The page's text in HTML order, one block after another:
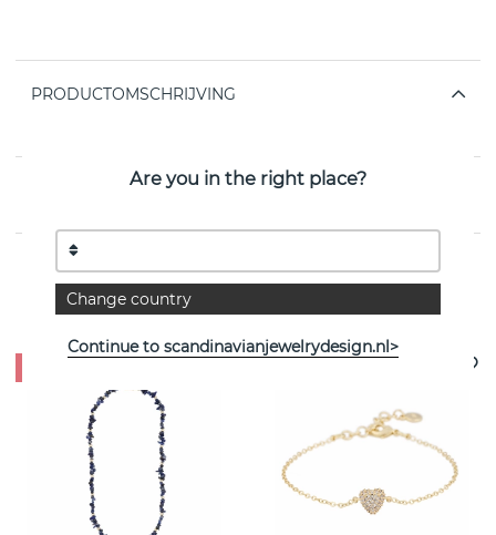
PRODUCTOMSCHRIJVING
EIGENSCHAPPEN
Bekijk meer artikelen
Are you in the right place?
Change country
Continue to scandinavianjewelrydesign.nl>